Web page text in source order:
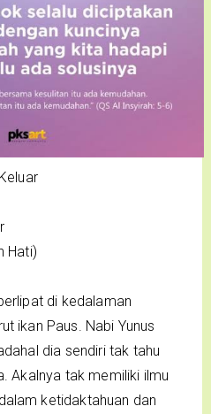
Hati)
di kedalaman
ikan Paus. Nabi Yunus
dia sendiri tak tahu
Akalnya tak memiliki ilmu
ketidaktahuan dan